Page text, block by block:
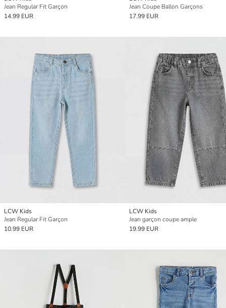
Jean Regular Fit Garçon
14.99 EUR
Jean Coupe Ballon Garçons
17.99 EUR
LCW Kids
Jean Regular Fit Garçon
10.99 EUR
LCW Kids
Jean garçon coupe ample
19.99 EUR